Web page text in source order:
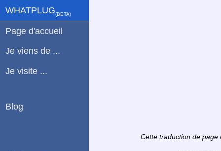
Cette traduction de
WHATPLUG(ΒETA)
Page d'accueil
Je viens de ...
Je visite ...
Blog